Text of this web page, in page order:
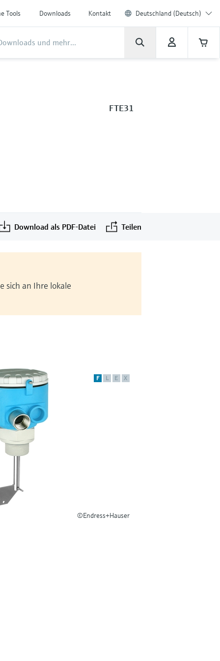
Tools Downloads Kontakt Deutschland (Deutsch)
FTE31
Download als PDF-Datei Teilen
sich an Ihre lokale
F L E X
©Endress+Hauser